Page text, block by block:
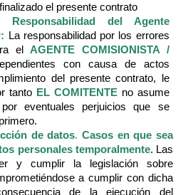
el presente contrato
del Agente
La responsabilidad por los errores
elAGENTE COMISIONISTA /
con causa de actos
del presente contrato, le
tanto EL COMITENTE no asume
por eventuales perjuicios que se
de datos.Casos en que sea
personales temporalmente. Las
y cumplir la legislación sobre
a cumplir con dicha
de la ejecución del